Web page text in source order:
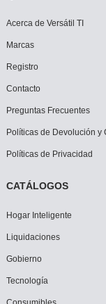
Acerca de Versátil TI
Marcas
Registro
Contacto
Preguntas Frecuentes
Políticas de Devolución y
Políticas de Privacidad
CATÁLOGOS
Hogar Inteligente
Liquidaciones
Gobierno
Tecnología